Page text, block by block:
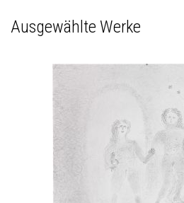
Ausgewählte Werke